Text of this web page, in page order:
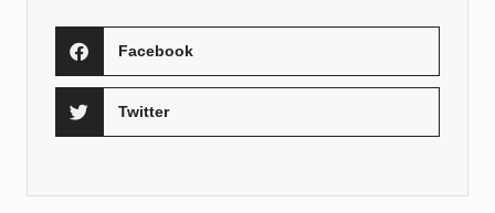
Facebook
Twitter